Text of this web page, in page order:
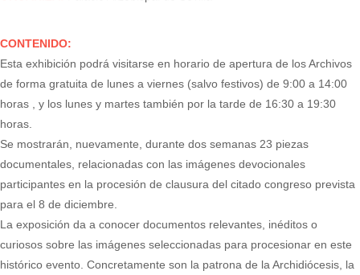
CONTENIDO:
Esta exhibición podrá visitarse en horario de apertura de los Archivos
de forma gratuita de lunes a viernes (salvo festivos) de 9:00 a 14:00
horas , y los lunes y martes también por la tarde de 16:30 a 19:30
horas.
Se mostrarán, nuevamente, durante dos semanas 23 piezas
documentales, relacionadas con las imágenes devocionales
participantes en la procesión de clausura del citado congreso prevista
para el 8 de diciembre.
La exposición da a conocer documentos relevantes, inéditos o
curiosos sobre las imágenes seleccionadas para procesionar en este
histórico evento. Concretamente son la patrona de la Archidiócesis, la